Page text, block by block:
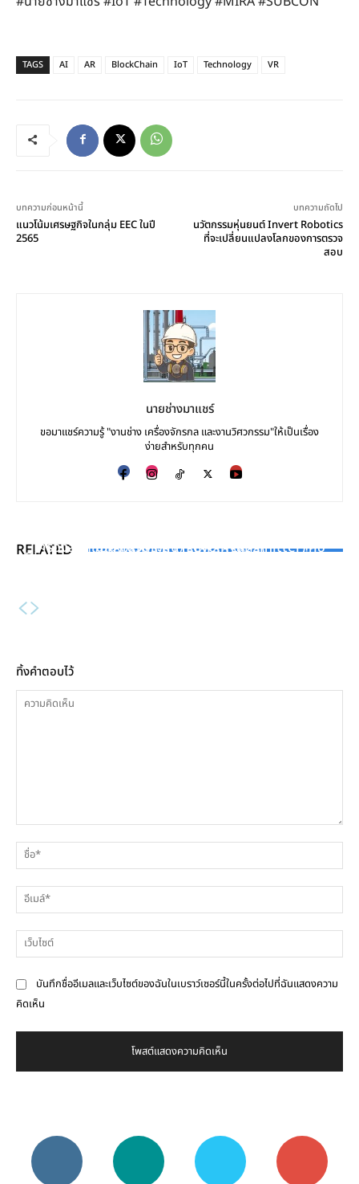
TAGS AI AR BlockChain IoT Technology VR
บทความก่อนหน้านี้
แนวโน้มเศรษฐกิจในกลุ่ม EEC ในปี
2565
บทความถัดไป
นวัตกรรมหุ่นยนต์ Invert Robotics
ที่จะเปลี่ยนแปลงโลกของการตรวจ
สอบ
นายช่างมาแชร์
ขอมาแชร์ความรู้ "งานช่าง เครื่องจักรกล และงานวิศวกรรม"ให้เป็นเรื่อง
ง่ายสำหรับทุกคน
RELATED (Preventive Maintenance)
เครื่องส่งสัญญาณวัดระดับ (Level Transmitter) คือ
Blower, Compressor Oil Free เทคโนโลยีสะอาดที่ตอบ
ทิ้งคำตอบไว้
คิด
เห็น
บันทึกชื่ออีเมลและเว็บไซต์ของฉันในเบราว์เซอร์นี้ในครั้งต่อไปที่ฉันแสดงความ
คิดเห็น